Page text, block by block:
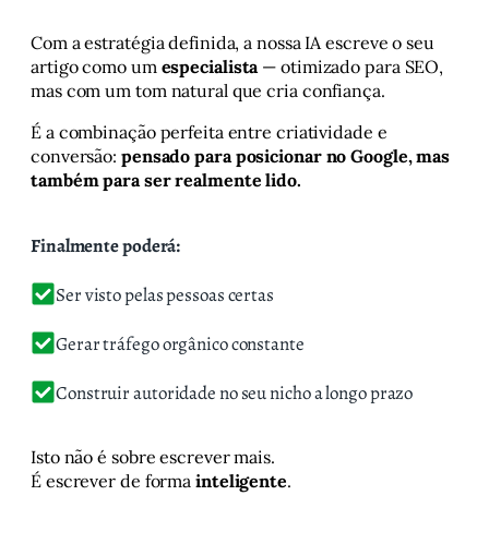
Com a estratégia definida, a nossa IA escreve o seu
artigo como um especialista— otimizado para SEO,
mas com um tom natural que cria confiança.
É a combinação perfeita entre criatividade e
conversão: pensado para posicionar no Google, mas
também para ser realmente lido.
Finalmente poderá:
Ser visto pelas pessoas certas
Gerar tráfego orgânico constante
Construir autoridade no seu nicho a longo prazo
Isto não é sobre escrever mais.
É escrever de forma inteligente.